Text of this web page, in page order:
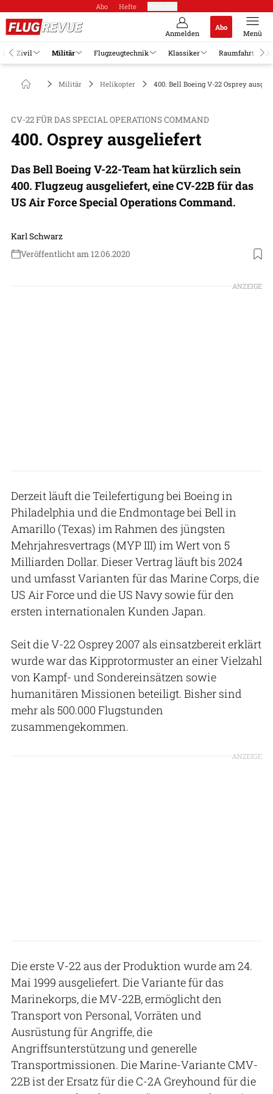
Abo Hefte
Anmelden
Abo
Menü
Zivil Militär Flugzeugtechnik Klassiker Raumfahrt
Militär Helikopter 400. Bell Boeing V-22 Osprey
CV-22 FÜR DAS SPECIAL OPERATIONS COMMAND
400. Osprey ausgeliefert
Das Bell Boeing V-22-Team hat kürzlich sein
400. Flugzeug ausgeliefert, eine CV-22B für das
US Air Force Special Operations Command.
Karl Schwarz
Veröffentlicht am 12.06.2020
Foto: USAF
ANZEIGE
Derzeit läuft die Teilefertigung bei Boeing in
Philadelphia und die Endmontage bei Bell in
Amarillo (Texas) im Rahmen des jüngsten
Mehrjahresvertrags (MYP III) im Wert von 5
Milliarden Dollar. Dieser Vertrag läuft bis 2024
und umfasst Varianten für das Marine Corps, die
US Air Force und die US Navy sowie für den
ersten internationalen Kunden Japan.
Seit die V-22 Osprey 2007 als einsatzbereit erklärt
wurde war das Kipprotormuster an einer Vielzahl
von Kampf- und Sondereinsätzen sowie
humanitären Missionen beteiligt. Bisher sind
mehr als 500.000 Flugstunden
zusammengekommen.
ANZEIGE
Die erste V-22 aus der Produktion wurde am 24.
Mai 1999 ausgeliefert. Die Variante für das
Marinekorps, die MV-22B, ermöglicht den
Transport von Personal, Vorräten und
Ausrüstung für Angriffe, die
Angriffsunterstützung und generelle
Transportmissionen. Die Marine-Variante CMV-
22B ist der Ersatz für die C-2A Greyhound für die